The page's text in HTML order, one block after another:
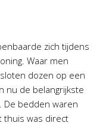
zich tijdens
Waar men
dozen op een
nu de belangrijkste
De bedden waren
thuis was direct